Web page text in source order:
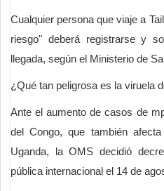
Cualquier persona que viaje a
riesgo" deberá registrarse y
llegada, según el Ministerio de
¿Qué tan peligrosa es la viruela
Ante el aumento de casos de
del Congo, que también
Uganda, la OMS decidió
pública internacional el 14 de